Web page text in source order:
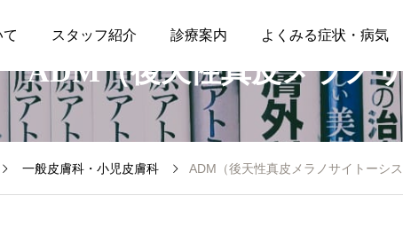
スタッフ紹介 診療案内 よくみる症状・病気
ADM（後天性真皮メラノ
一般皮膚科・小児皮膚科 ADM（後天性真皮メラノサイトーシス